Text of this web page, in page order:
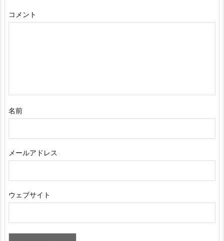
コメント
名前
メールアドレス
ウェブサイト